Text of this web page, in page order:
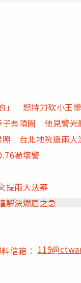
」 怒持刀砍小王
子有項圈 他見警光
照 台北地院還兩人
嚇壞警
提兩大法案
解決燃眉之急
料信箱：